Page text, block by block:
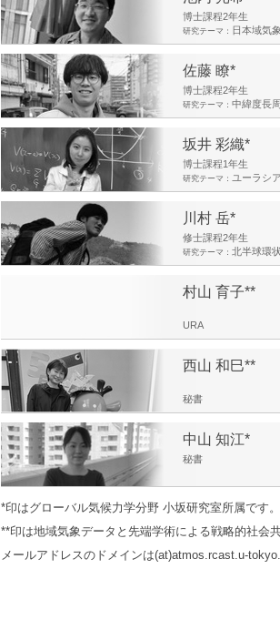
博士課程2年生
研究テーマ： 日本域気
佐藤 瞭*
博士課程2年生
研究テーマ： 中緯度長
坂井 彩織*
博士課程1年生
研究テーマ： ユーラシ
川村 岳*
修士課程2年生
研究テーマ： 北半球環
村山 育子**
URA
西山 和巳**
秘書
中山 知江*
秘書
*印はグローバル気候力学分野 小坂研究室所属です。
**印は地域気象データと先端学術による戦略的社会
メールアドレスのドメインは(at)atmos.rcast.u-